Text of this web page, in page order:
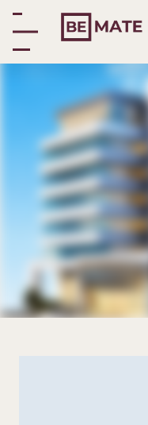
Málaga